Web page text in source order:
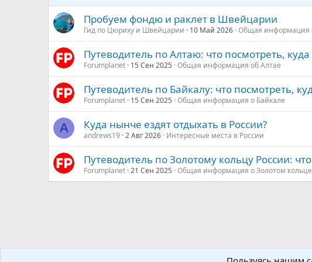
Пробуем фондю и раклет в Швейцарии
Гид по Цюриху и Швейцарии 10 Май 2026 Общая информация
Путеводитель по Алтаю: что посмотреть, куда
Forumplanet 15 Сен 2025 Общая информация об Алтае
Путеводитель по Байкалу: что посмотреть,
Forumplanet 15 Сен 2025 Общая информация о Байкале
A Куда нынче ездят отдыхать в России?
andrews19 2 Авг 2026 Интересные места в России
Путеводитель по Золотому кольцу России:
Forumplanet 21 Сен 2025 Общая информация о Золотом кольце
Швейцария Общая